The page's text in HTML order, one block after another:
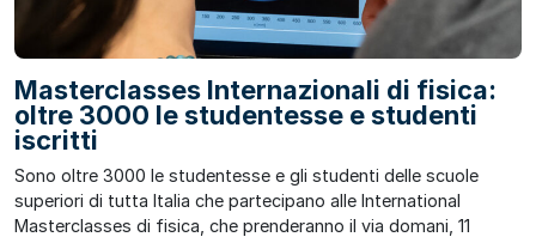
Masterclasses Internazionali di fisica:
oltre 3000 le studentesse e studenti
iscritti
Sono oltre 3000 le studentesse e gli studenti delle scuole
superiori di tutta Italia che partecipano alle International
Masterclasses di fisica, che prenderanno il via domani, 11